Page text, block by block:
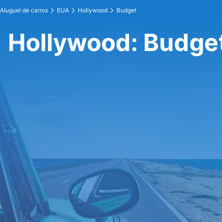
Aluguel de carros EUA Hollywood Budget
Hollywood: